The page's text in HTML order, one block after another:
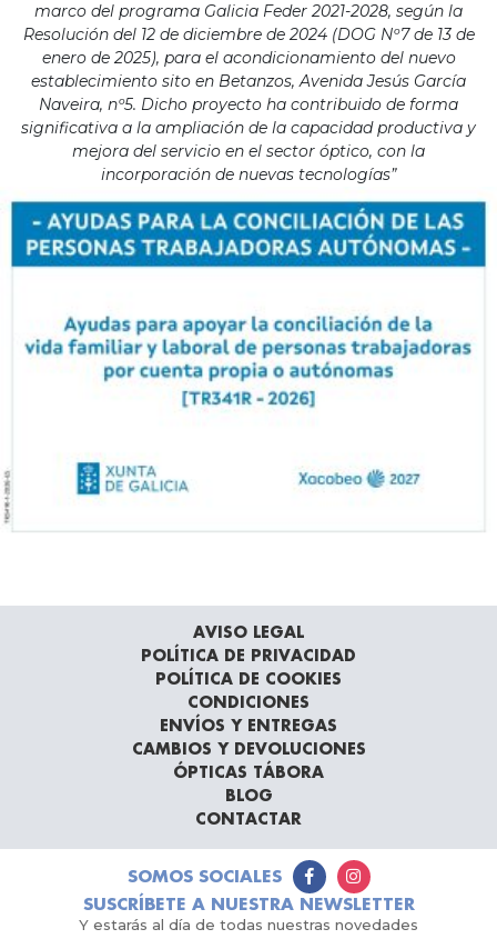
marco del programa Galicia Feder 2021-2028, según la
Resolución del 12 de diciembre de 2024 (DOG Nº7 de 13 de
enero de 2025), para el acondicionamiento del nuevo
establecimiento sito en Betanzos, Avenida Jesús García
Naveira, nº5. Dicho proyecto ha contribuido de forma
significativa a la ampliación de la capacidad productiva y
mejora del servicio en el sector óptico, con la
incorporación de nuevas tecnologías”
AVISO LEGAL
POLÍTICA DE PRIVACIDAD
POLÍTICA DE COOKIES
CONDICIONES
ENVÍOS Y ENTREGAS
CAMBIOS Y DEVOLUCIONES
ÓPTICAS TÁBORA
BLOG
CONTACTAR
SOMOS SOCIALES
SUSCRÍBETE A NUESTRA NEWSLETTER
Y estarás al día de todas nuestras novedades